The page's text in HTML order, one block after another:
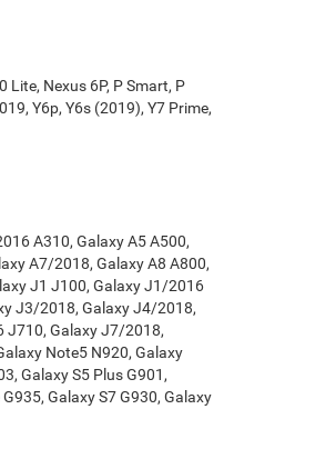
Lite, Nexus 6P, P Smart, P
Y6p, Y6s (2019), Y7 Prime,
A310, Galaxy A5 A500,
A7/2018, Galaxy A8 A800,
J1 J100, Galaxy J1/2016
J3/2018, Galaxy J4/2018,
J710, Galaxy J7/2018,
Note5 N920, Galaxy
Galaxy S5 Plus G901,
Galaxy S7 G930, Galaxy